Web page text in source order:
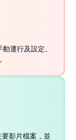
運行及設定。
要影片檔案，並